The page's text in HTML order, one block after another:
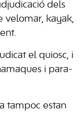
dels
velomar, kayak,
el quiosc, i
i para-
tampoc estan